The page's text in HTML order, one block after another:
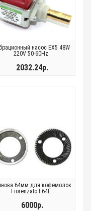
насос EX5 48W
220V 50-60Hz
2032.24р.
64мм для кофемолок
Fiorenzato F64E
6000р.